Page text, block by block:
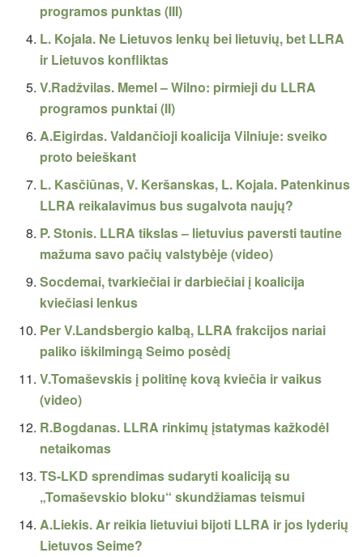
programos punktas (III)
L. Kojala. Ne Lietuvos lenkų bei lietuvių, bet LLRA
ir Lietuvos konfliktas
V.Radžvilas. Memel – Wilno: pirmieji du LLRA
programos punktai (II)
A.Eigirdas. Valdančioji koalicija Vilniuje: sveiko
proto beieškant
L. Kasčiūnas, V. Keršanskas, L. Kojala. Patenkinus
LLRA reikalavimus bus sugalvota naujų?
P. Stonis. LLRA tikslas – lietuvius paversti tautine
mažuma savo pačių valstybėje (video)
Socdemai, tvarkiečiai ir darbiečiai į koalicija
kviečiasi lenkus
Per V.Landsbergio kalbą, LLRA frakcijos nariai
paliko iškilmingą Seimo posėdį
V.Tomaševskis į politinę kovą kviečia ir vaikus
(video)
R.Bogdanas. LLRA rinkimų įstatymas kažkodėl
netaikomas
TS-LKD sprendimas sudaryti koaliciją su
„Tomaševskio bloku“ skundžiamas teismui
A.Liekis. Ar reikia lietuviui bijoti LLRA ir jos lyderių
Lietuvos Seime?